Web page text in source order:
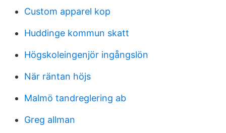
Custom apparel kop
Huddinge kommun skatt
Högskoleingenjör ingångslön
När räntan höjs
Malmö tandreglering ab
Greg allman